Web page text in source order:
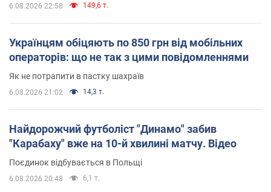
6.08.2026 22:58 149,6 т.
Українцям обіцяють по 850 грн від мобільних
операторів: що не так з цими повідомленнями
Як не потрапити в пастку шахраїв
6.08.2026 21:02 14,3 т.
Найдорожчий футболіст "Динамо" забив
"Карабаху" вже на 10-й хвилині матчу. Відео
Поєдинок відбувається в Польщі
6.08.2026 20:48 6,1 т.